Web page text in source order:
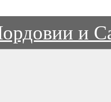
и